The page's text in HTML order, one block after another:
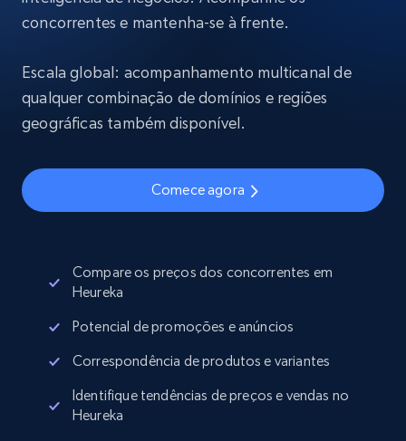
concorrentes e mantenha-se à frente.
Escala global: acompanhamento multicanal de
qualquer combinação de domínios e regiões
geográficas também disponível.
Comece agora
Compare os preços dos concorrentes em
Heureka
Potencial de promoções e anúncios
Correspondência de produtos e variantes
Identifique tendências de preços e vendas no
Heureka